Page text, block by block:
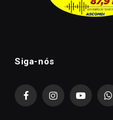
Siga-nós
FacebookInstagramYouTube